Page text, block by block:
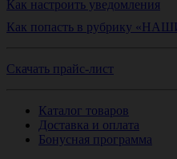
Как настроить уведомления
Как попасть в рубрику
Скачать прайс-лист
Каталог товаров
Доставка и оплата
Бонусная программа